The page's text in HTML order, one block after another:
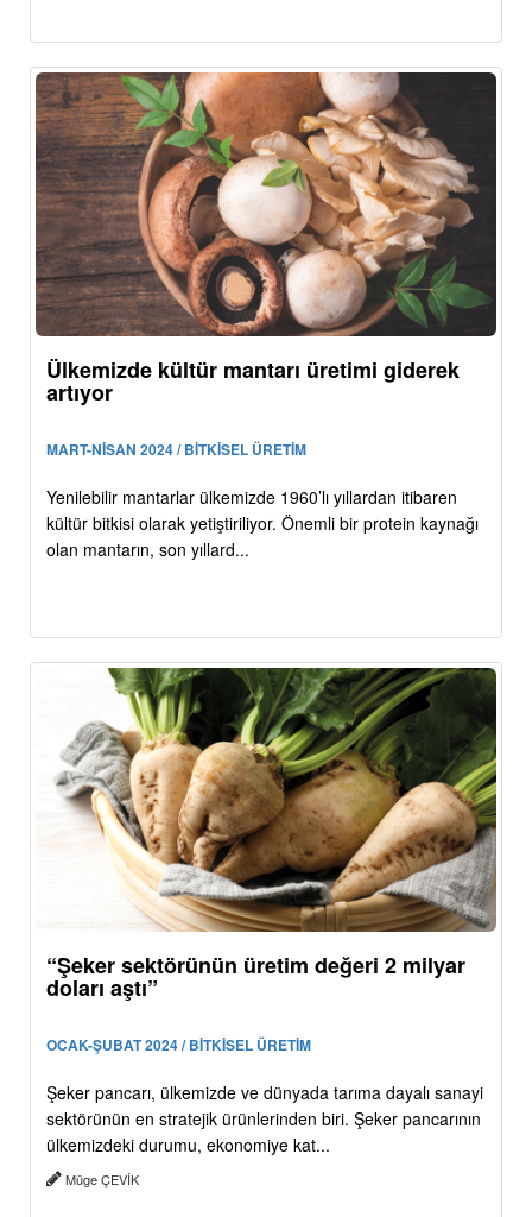
Ülkemizde kültür mantarı üretimi giderek
artıyor
MART-NİSAN 2024 / BİTKİSEL ÜRETİM
Yenilebilir mantarlar ülkemizde 1960’lı yıllardan itibaren
kültür bitkisi olarak yetiştiriliyor. Önemli bir protein kaynağı
olan mantarın, son yıllard...
“Şeker sektörünün üretim değeri 2 milyar
doları aştı”
OCAK-ŞUBAT 2024 / BİTKİSEL ÜRETİM
Şeker pancarı, ülkemizde ve dünyada tarıma dayalı sanayi
sektörünün en stratejik ürünlerinden biri. Şeker pancarının
ülkemizdeki durumu, ekonomiye kat...
Müge ÇEVİK